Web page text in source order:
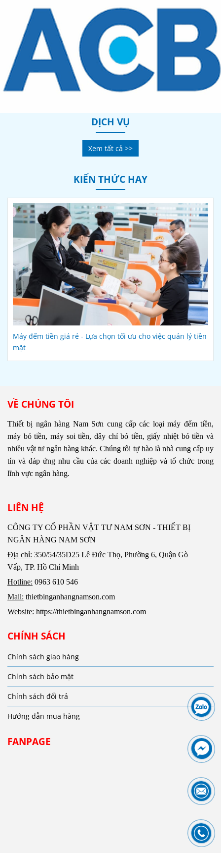
DỊCH VỤ
Xem tất cả >>
KIẾN THỨC HAY
Máy đếm tiền giá rẻ - Lựa chọn tối ưu cho việc quản lý tiền
mặt
VỀ CHÚNG TÔI
Thiết bị ngân hàng Nam Sơn cung cấp các loại máy đếm tiền,
máy bó tiền, máy soi tiền, dây chỉ bó tiền, giấy nhiệt bó tiền và
nhiều vật tư ngân hàng khác. Chúng tôi tự hào là nhà cung cấp uy
tín và đáp ứng nhu cầu của các doanh nghiệp và tổ chức trong
lĩnh vực ngân hàng.
LIÊN HỆ
CÔNG TY CỔ PHẦN VẬT TƯ NAM SƠN - THIẾT BỊ
NGÂN HÀNG NAM SƠN
Địa chỉ: 350/54/35D25 Lê Đức Thọ, Phường 6, Quận Gò
Vấp, TP. Hồ Chí Minh
Hotline: 0963 610 546
Mail: thietbinganhangnamson.com
Website: https://thietbinganhangnamson.com
CHÍNH SÁCH
Chính sách giao hàng
Chính sách bảo mật
Chính sách đổi trả
Hướng dẫn mua hàng
FANPAGE